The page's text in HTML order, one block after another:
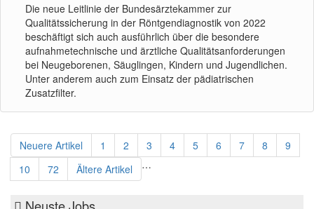
Die neue Leitlinie der Bundesärztekammer zur
Qualitätssicherung in der Röntgendiagnostik von 2022
beschäftigt sich auch ausführlich über die besondere
aufnahmetechnische und ärztliche Qualitätsanforderungen
bei Neugeborenen, Säuglingen, Kindern und Jugendlichen.
Unter anderem auch zum Einsatz der pädiatrischen
Zusatzfilter.
Neuere Artikel 1 2 3 4 5 6 7 8
9
10
…
72 Ältere Artikel
Neuste Jobs